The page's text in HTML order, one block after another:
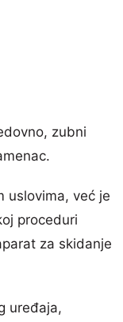
zubni
uslovima, već je
proceduri
za skidanje
uređaja,